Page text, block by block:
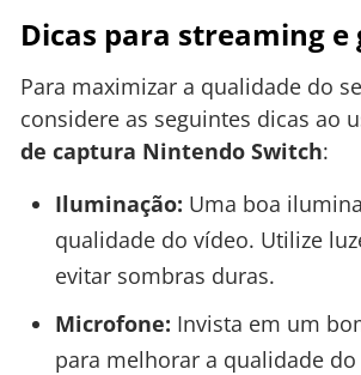
Dicas para streaming e
Para maximizar a qualidade do
considere as seguintes dicas ao
de captura Nintendo Switch:
Iluminação: Uma boa
qualidade do vídeo. Utilize
evitar sombras duras.
Microfone: Invista em um
para melhorar a qualidade